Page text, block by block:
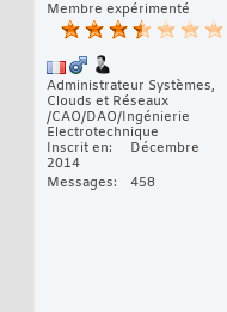
Membre expérimenté
Administrateur Systèmes,
Clouds et Réseaux
/CAO/DAO/Ingénierie
Electrotechnique
Inscrit en
Décembre
2014
Messages
458